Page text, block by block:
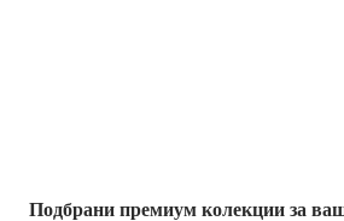
Подбрани премиум колекции за